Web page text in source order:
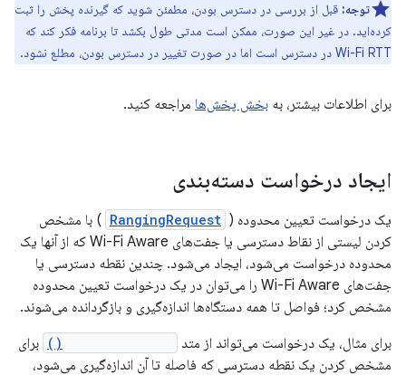
توجه: قبل از بررسی در دسترس بودن، مطمئن شوید که گیرنده پخش را ثبت
کرده‌اید. در غیر این صورت، ممکن است مدتی طول بکشد تا برنامه فکر کند که
Wi-Fi RTT در دسترس است اما در صورت تغییر در دسترس بودن، مطلع نشود.
برای اطلاعات بیشتر، به بخش پخش‌ها مراجعه کنید.
ایجاد درخواست دسته‌بندی
یک درخواست تعیین محدوده ( RangingRequest ) با مشخص
کردن لیستی از نقاط دسترسی یا جفت‌های Wi-Fi Aware که از آنها یک
محدوده درخواست می‌شود، ایجاد می‌شود. چندین نقطه دسترسی یا
جفت‌های Wi-Fi Aware را می‌توان در یک درخواست تعیین محدوده
مشخص کرد؛ فواصل تا همه دستگاه‌ها اندازه‌گیری و بازگردانده می‌شوند.
برای مثال، یک درخواست می‌تواند از متد
برای
مشخص کردن یک نقطه دسترسی که فاصله تا آن اندازه‌گیری می‌شود،